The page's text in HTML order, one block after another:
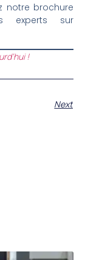
notre brochure
experts sur
!
Next